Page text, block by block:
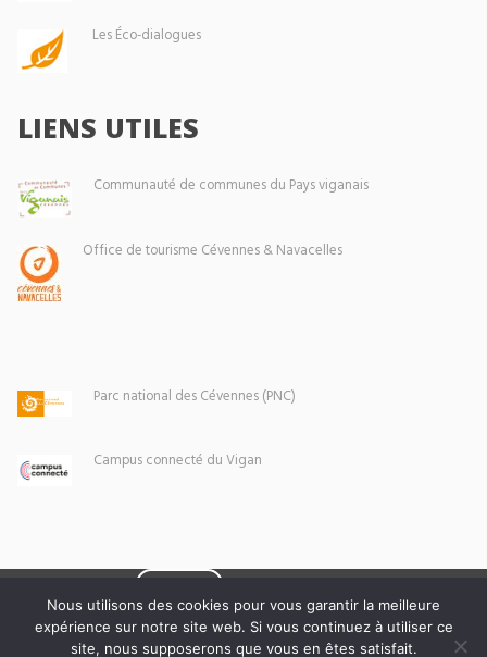
Les Éco-dialogues
LIENS UTILES
Communauté de communes du Pays viganais
Office de tourisme Cévennes & Navacelles
Parc national des Cévennes (PNC)
Campus connecté du Vigan
Mentions légales
Nous utilisons des cookies pour vous garantir la meilleure
expérience sur notre site web. Si vous continuez à utiliser ce
site, nous supposerons que vous en êtes satisfait.